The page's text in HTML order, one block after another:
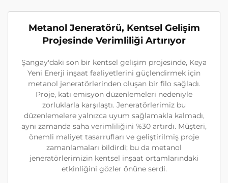
Metanol Jeneratörü, Kentsel Gelişim
Projesinde Verimliliği Artırıyor
Şangay'daki son bir kentsel gelişim projesinde, Keya
Yeni Enerji inşaat faaliyetlerini güçlendirmek için
metanol jeneratörlerinden oluşan bir filo sağladı.
Proje, katı emisyon düzenlemeleri nedeniyle
zorluklarla karşılaştı. Jeneratörlerimiz bu
düzenlemelere yalnızca uyum sağlamakla kalmadı,
aynı zamanda saha verimliliğini %30 artırdı. Müşteri,
önemli maliyet tasarrufları ve geliştirilmiş proje
zamanlamaları bildirdi; bu da metanol
jeneratörlerimizin kentsel inşaat ortamlarındaki
etkinliğini gözler önüne serdi.